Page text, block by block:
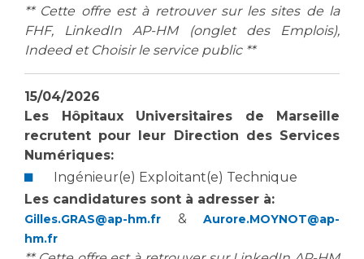
** Cette offre est à retrouver sur les sites de la
FHF, LinkedIn AP-HM (onglet des Emplois),
Indeed et Choisir le service public **
15/04/2026
Les Hôpitaux Universitaires de Marseille
recrutent pour leur Direction des Services
Numériques:
Ingénieur(e) Exploitant(e) Technique
Les candidatures sont à adresser à:
Gilles.GRAS@ap-hm.fr & Aurore.MOYNOT@ap-
hm.fr